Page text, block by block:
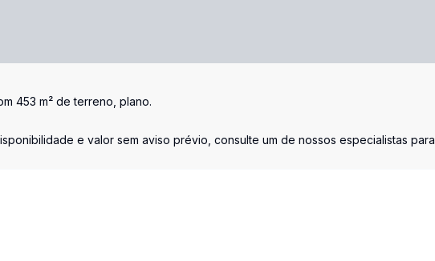
453 m² de terreno, plano.
e valor sem aviso prévio, consulte um de nossos especialistas para